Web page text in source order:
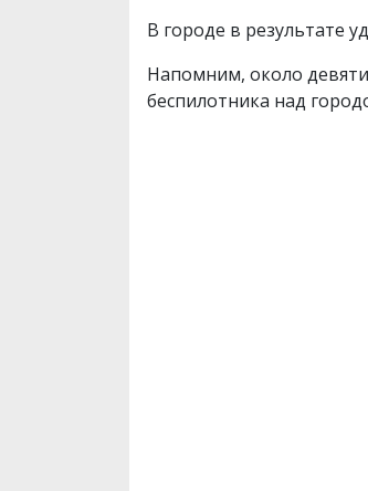
В городе в результате
Напомним, около
беспилотника над